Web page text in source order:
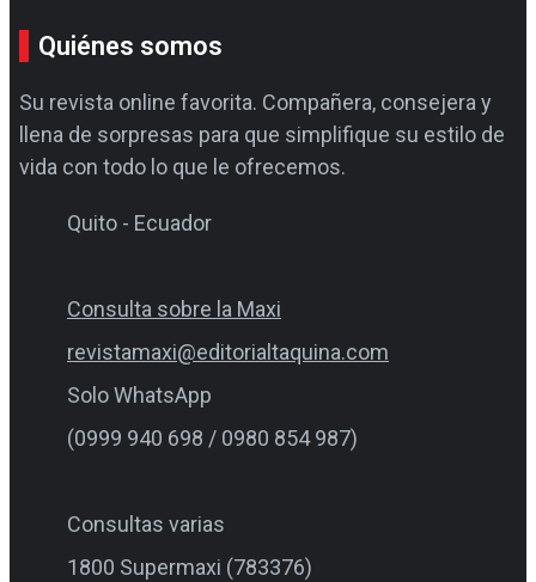
Quiénes somos
Su revista online favorita. Compañera, consejera y
llena de sorpresas para que simplifique su estilo de
vida con todo lo que le ofrecemos.
Quito - Ecuador
Consulta sobre la Maxi
revistamaxi@editorialtaquina.com
Solo WhatsApp
(0999 940 698 / 0980 854 987)
Consultas varias
1800 Supermaxi (783376)